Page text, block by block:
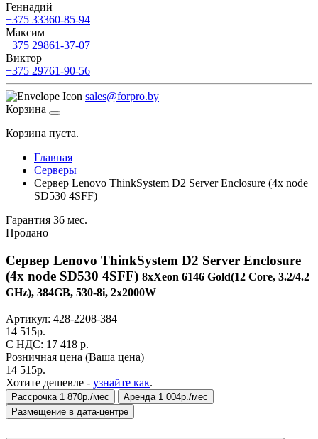
Геннадий
+375 33360-85-94
Максим
+375 29861-37-07
Виктор
+375 29761-90-56
sales@forpro.by
Корзина
Корзина пуста.
Главная
Серверы
Сервер Lenovo ThinkSystem D2 Server Enclosure (4x node
SD530 4SFF)
Гарантия 36 мес.
Продано
Сервер Lenovo ThinkSystem D2 Server Enclosure
(4x node SD530 4SFF) 8xXeon 6146 Gold(12 Core, 3.2/4.2
GHz), 384GB, 530-8i, 2x2000W
Артикул: 428-2208-384
14 515р.
C НДС: 17 418 р.
Розничная цена (Ваша цена)
14 515р.
Хотите дешевле - узнайте как.
Рассрочка 1 870р./мес
Аренда 1 004р./мес
Размещение в дата-центре